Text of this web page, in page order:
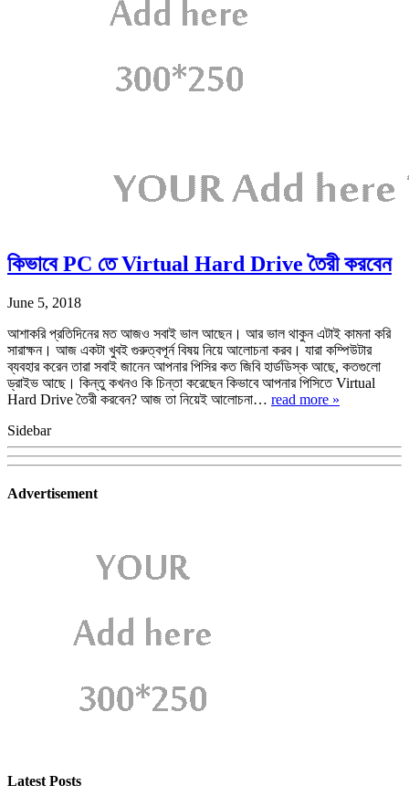
কিভাবে PC তে Virtual Hard Drive তৈরী করবেন
June 5, 2018
আশাকরি প্রতিদিনের মত আজও সবাই ভাল আছেন। আর ভাল থাকুন এটাই কামনা করি
সারাক্ষন। আজ একটা খুবই গুরুত্বপূর্ন বিষয় নিয়ে আলোচনা করব। যারা কম্পিউটার
ব্যবহার করেন তারা সবাই জানেন আপনার পিসির কত জিবি হার্ডডিস্ক আছে, কতগুলো
ড্রাইভ আছে। কিন্তু কখনও কি চিন্তা করেছেন কিভাবে আপনার পিসিতে Virtual
Hard Drive তৈরী করবেন? আজ তা নিয়েই আলোচনা… read more »
Sidebar
Advertisement
Latest Posts